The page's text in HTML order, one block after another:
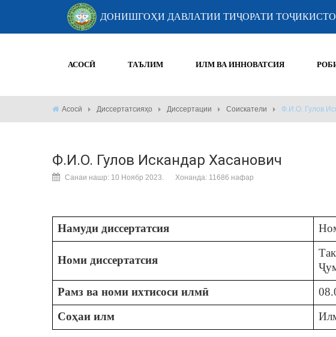
ДОНИШГОҲИ ДАВЛАТИИ ТИҶОРАТИ
АСОСӢ ТАЪЛИМ ИЛМ ВА ИННОВАТСИЯ
Асосӣ Диссертатсияҳо Диссертации Соискатели Ф.И.О. Гулов
Ф.И.О. Гулов Искандар Хасанович
Санаи нашр: 10 Ноябр 2023. Хонанда: 11686 нафар
Намуди диссертатсия
Номи диссертатсия
Рамз ва номи ихтисоси илмӣ
Соҳаи илм